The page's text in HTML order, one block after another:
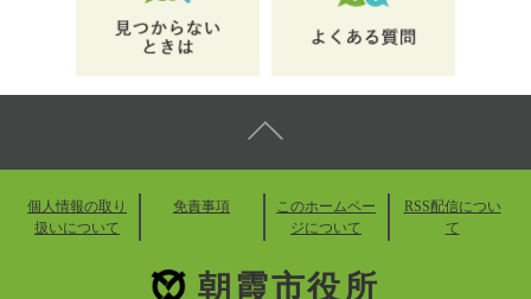
個人情報の取り
扱いについて
免責事項
このホームペー
ジについて
RSS配信につい
て
朝霞市役所